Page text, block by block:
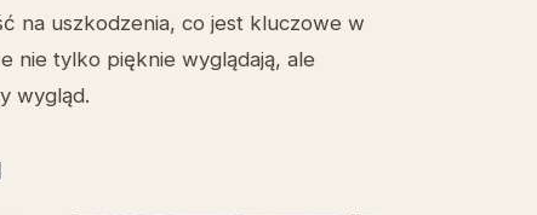
na uszkodzenia, co jest kluczowe w
nie tylko pięknie wyglądają, ale
wygląd.